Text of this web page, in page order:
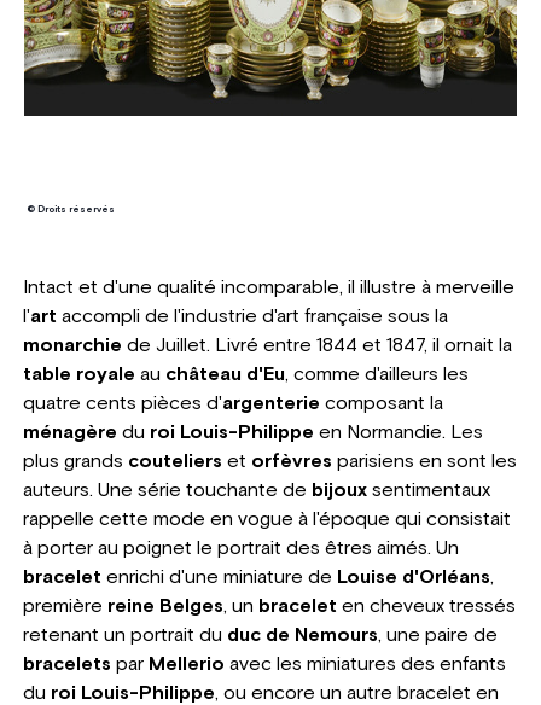
© Droits réservés
Intact et d'une qualité incomparable, il illustre à merveille
l'art accompli de l'industrie d'art française sous la
monarchie de Juillet. Livré entre 1844 et 1847, il ornait la
table royale au château d'Eu, comme d'ailleurs les
quatre cents pièces d'argenterie composant la
ménagère du roi Louis-Philippe en Normandie. Les
plus grands couteliers et orfèvres parisiens en sont les
auteurs. Une série touchante de bijouxsentimentaux
rappelle cette mode en vogue à l'époque qui consistait
à porter au poignet le portrait des êtres aimés. Un
bracelet enrichi d'une miniature de Louise d'Orléans,
première reine Belges, un bracelet en cheveux tressés
retenant un portrait du duc de Nemours, une paire de
bracelets par Mellerio avec les miniatures des enfants
du roi Louis-Philippe, ou encore un autre bracelet en